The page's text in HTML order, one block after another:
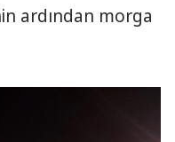
ardından morga